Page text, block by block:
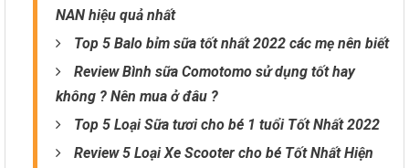
NAN hiệu quả nhất
Top 5 Balo bỉm sữa tốt nhất 2022 các mẹ nên biết
Review Bình sữa Comotomo sử dụng tốt hay
không ? Nên mua ở đâu ?
Top 5 Loại Sữa tươi cho bé 1 tuổi Tốt Nhất 2022
Review 5 Loại Xe Scooter cho bé Tốt Nhất Hiện